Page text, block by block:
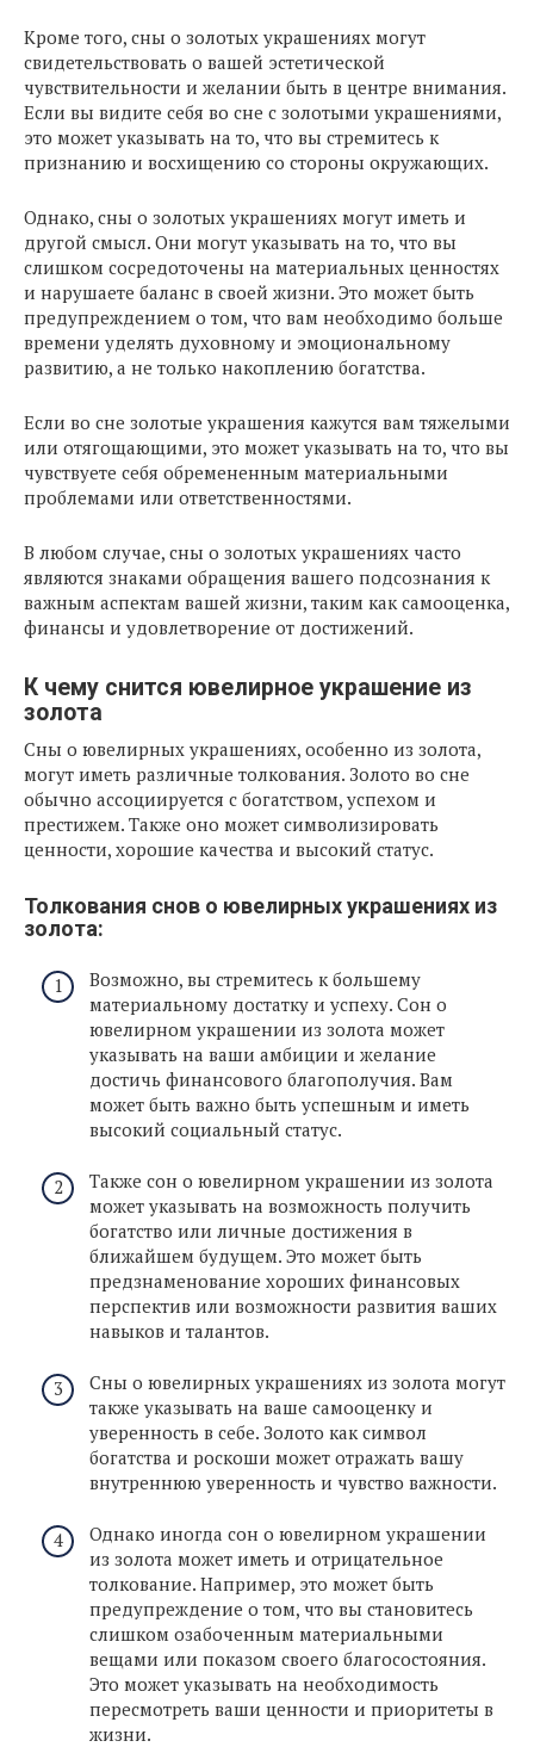
Кроме того, сны о золотых украшениях могут
свидетельствовать о вашей эстетической
чувствительности и желании быть в центре внимания.
Если вы видите себя во сне с золотыми украшениями,
это может указывать на то, что вы стремитесь к
признанию и восхищению со стороны окружающих.
Однако, сны о золотых украшениях могут иметь и
другой смысл. Они могут указывать на то, что вы
слишком сосредоточены на материальных ценностях
и нарушаете баланс в своей жизни. Это может быть
предупреждением о том, что вам необходимо больше
времени уделять духовному и эмоциональному
развитию, а не только накоплению богатства.
Если во сне золотые украшения кажутся вам тяжелыми
или отягощающими, это может указывать на то, что вы
чувствуете себя обремененным материальными
проблемами или ответственностями.
В любом случае, сны о золотых украшениях часто
являются знаками обращения вашего подсознания к
важным аспектам вашей жизни, таким как самооценка,
финансы и удовлетворение от достижений.
К чему снится ювелирное украшение из
золота
Сны о ювелирных украшениях, особенно из золота,
могут иметь различные толкования. Золото во сне
обычно ассоциируется с богатством, успехом и
престижем. Также оно может символизировать
ценности, хорошие качества и высокий статус.
Толкования снов о ювелирных украшениях из
золота:
Возможно, вы стремитесь к большему
материальному достатку и успеху. Сон о
ювелирном украшении из золота может
указывать на ваши амбиции и желание
достичь финансового благополучия. Вам
может быть важно быть успешным и иметь
высокий социальный статус.
Также сон о ювелирном украшении из золота
может указывать на возможность получить
богатство или личные достижения в
ближайшем будущем. Это может быть
предзнаменование хороших финансовых
перспектив или возможности развития ваших
навыков и талантов.
Сны о ювелирных украшениях из золота могут
также указывать на ваше самооценку и
уверенность в себе. Золото как символ
богатства и роскоши может отражать вашу
внутреннюю уверенность и чувство важности.
Однако иногда сон о ювелирном украшении
из золота может иметь и отрицательное
толкование. Например, это может быть
предупреждение о том, что вы становитесь
слишком озабоченным материальными
вещами или показом своего благосостояния.
Это может указывать на необходимость
пересмотреть ваши ценности и приоритеты в
жизни.